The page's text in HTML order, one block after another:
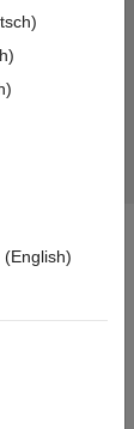
(English)